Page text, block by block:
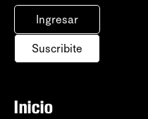
Ingresar
Suscribite
Inicio